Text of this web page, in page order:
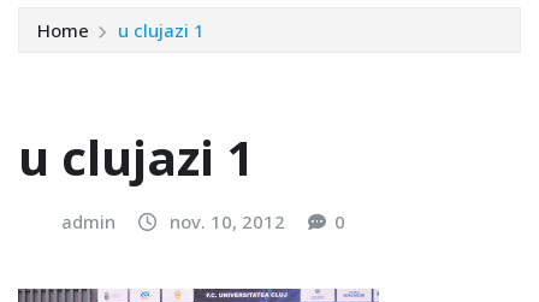
Home u clujazi 1
u clujazi 1
admin nov. 10, 2012 0